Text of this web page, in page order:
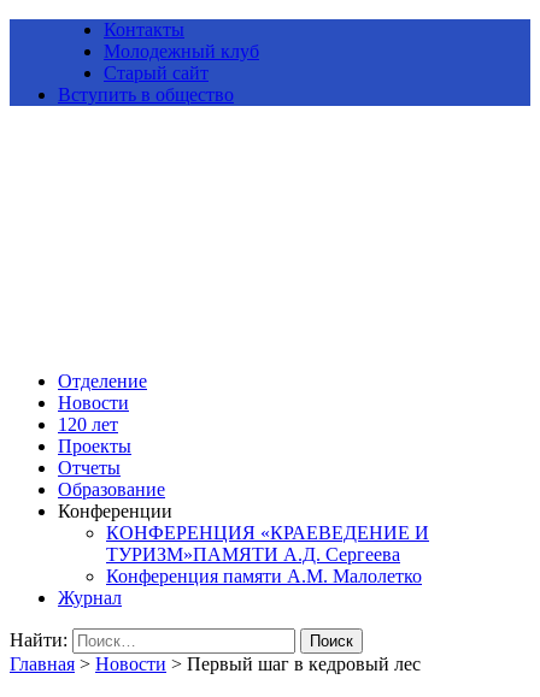
Контакты
Молодежный клуб
Старый сайт
Вступить в общество
Отделение
Новости
120 лет
Проекты
Отчеты
Образование
Конференции
КОНФЕРЕНЦИЯ «КРАЕВЕДЕНИЕ И
ТУРИЗМ»ПАМЯТИ А.Д. Сергеева
Конференция памяти А.М. Малолетко
Журнал
Найти:
Главная > Новости > Первый шаг в кедровый лес